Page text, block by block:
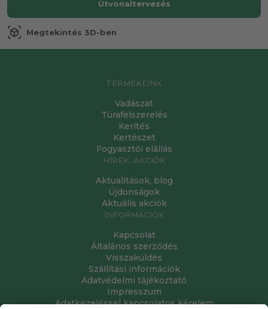
Útvonaltervezés
view_in_ar Megtekintés 3D-ben
TERMÉKEINK
Vadászat
Túrafelszerelés
Kerítés
Kertészet
Fogyasztói elállás
HÍREK, AKCIÓK
Aktualitások, blog
Újdonságok
Aktuális akciók
INFORMÁCIÓK
Kapcsolat
Általános szerződés
Visszaküldés
Szállítási információk
Adatvédelmi tájékoztató
Impresszum
Adatkezeléssel kapcsolatos kérelem